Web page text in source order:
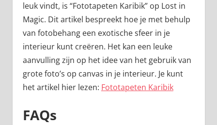
leuk vindt, is “Fototapeten Karibik” op Lost in
Magic. Dit artikel bespreekt hoe je met behulp
van fotobehang een exotische sfeer in je
interieur kunt creëren. Het kan een leuke
aanvulling zijn op het idee van het gebruik van
grote foto’s op canvas in je interieur. Je kunt
het artikel hier lezen: Fototapeten Karibik
FAQs